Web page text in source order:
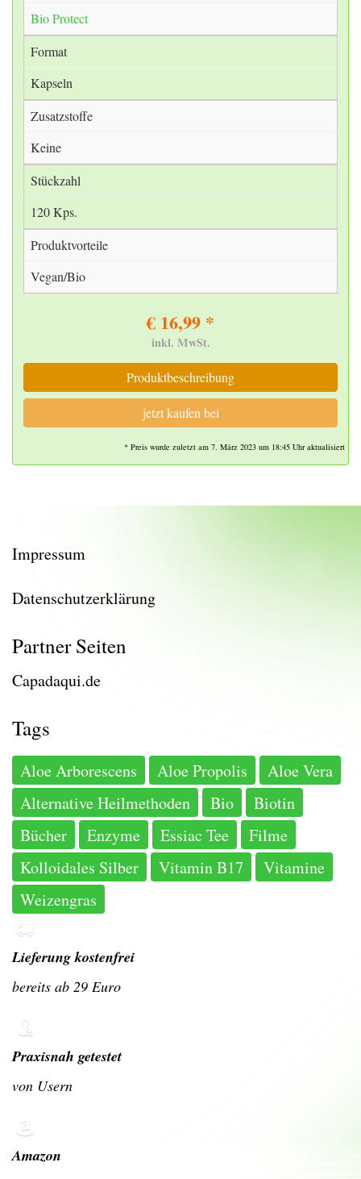
Bio Protect
Format
Kapseln
Zusatzstoffe
Keine
Stückzahl
120 Kps.
Produktvorteile
Vegan/Bio
€ 16,99 *
inkl. MwSt.
Produktbeschreibung
jetzt kaufen bei
* Preis wurde zuletzt am 7. März 2023 um 18:45 Uhr aktualisiert
Impressum
Datenschutzerklärung
Partner Seiten
Capadaqui.de
Tags
Aloe Arborescens Aloe Propolis
Aloe Vera
Alternative Heilmethoden
Bio
Biotin
Bücher
Enzyme Essiac Tee
Filme
Kolloidales Silber
Vitamin B17
Vitamine
Weizengras
Lieferung kostenfrei
bereits ab 29 Euro
Praxisnah getestet
von Usern
Amazon